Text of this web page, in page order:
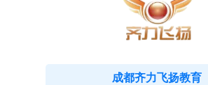
成都齐力飞扬教育